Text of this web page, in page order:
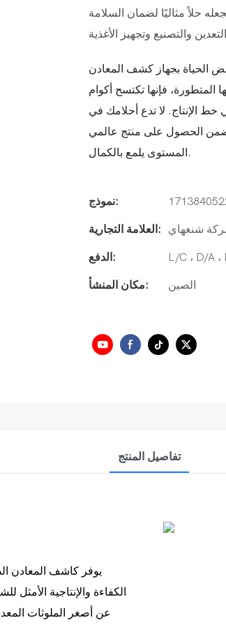
حلاً مثاليًا لضمان السلامة
والتصنيع وتجهيز الأغذية
الحياة بجهاز كشف المعادن
المتطورة، فإنها تكتسح أكوام
الإنتاج. لا تدع أحلامك في
يضمن الحصول على منتج عالمي
المستوى يلمع بالكمال.
نموذج:
العلامة التجارية:
الدفع:
مكان المنشأ: الصين
تفاصيل المنتج
يوفر كاشف المعادن
الكفاءة والإنتاجية
عن أصغر الملوثات